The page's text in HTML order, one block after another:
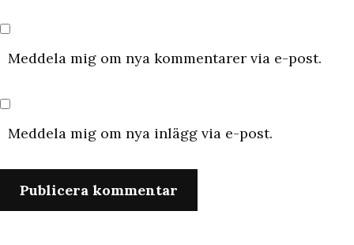
Meddela mig om nya kommentarer via e-post.
Meddela mig om nya inlägg via e-post.